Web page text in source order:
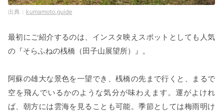
kumamoto.guide
最初にご紹介するのは、インスタ映えスポットとしても人気
の『そらふねの桟橋（田子山展望所）』。
阿蘇の雄大な景色を一望でき、桟橋の先まで行くと、まるで
空を飛んでいるかのような気分が味わえます。運がよけれ
ば、朝方には雲海を見ることも可能。季節としては梅雨明け